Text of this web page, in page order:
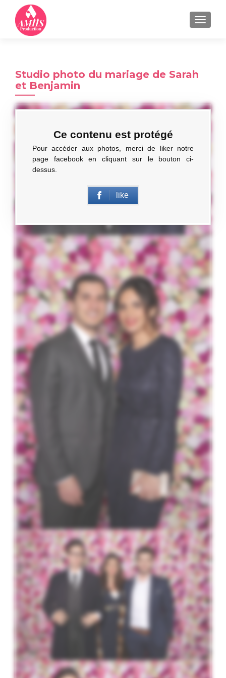
MENU
Studio photo du mariage de Sarah
et Benjamin
Ce contenu est protégé
Pour accéder aux photos, merci de liker notre
page facebook en cliquant sur le bouton ci-
dessus.
like